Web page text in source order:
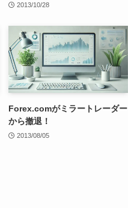
2013/10/28
Forex.comがミラートレーダー
から撤退！
2013/08/05